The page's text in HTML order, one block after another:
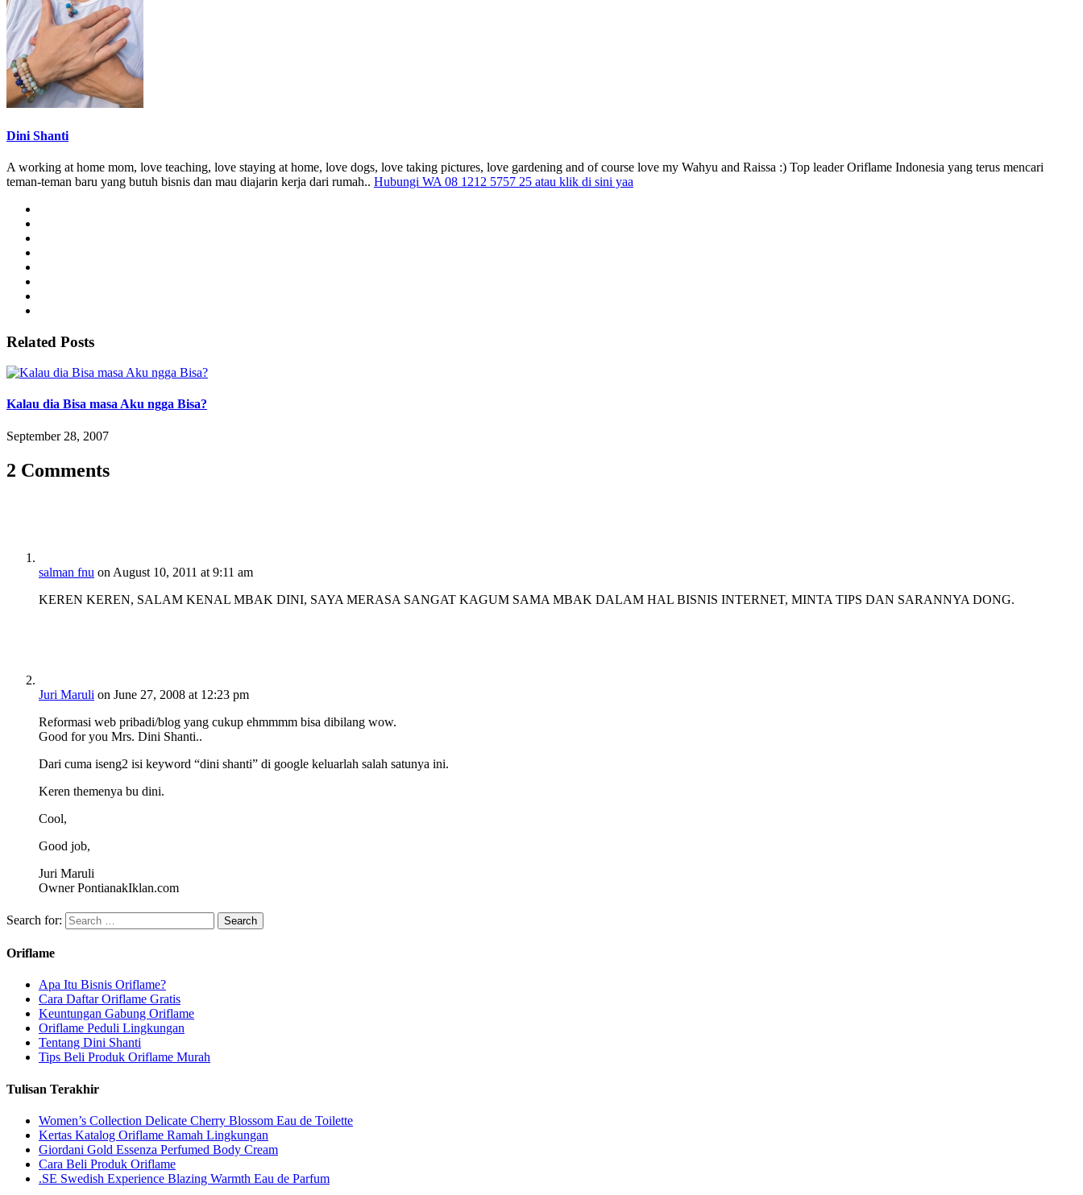
Dini Shanti
A working at home mom, love teaching, love staying at home, love dogs, love taking pictures, love gardening and of course love my Wahyu and Raissa :) Top leader Oriflame Indonesia yang terus mencari
teman-teman baru yang butuh bisnis dan mau diajarin kerja dari rumah.. Hubungi WA 08 1212 5757 25 atau klik di sini yaa
Related Posts
Kalau dia Bisa masa Aku ngga Bisa?
September 28, 2007
2 Comments
salman fnu on August 10, 2011 at 9:11 am
KEREN KEREN, SALAM KENAL MBAK DINI, SAYA MERASA SANGAT KAGUM SAMA MBAK DALAM HAL BISNIS INTERNET, MINTA TIPS DAN SARANNYA DONG.
Juri Maruli on June 27, 2008 at 12:23 pm
Reformasi web pribadi/blog yang cukup ehmmmm bisa dibilang wow.
Good for you Mrs. Dini Shanti..
Dari cuma iseng2 isi keyword “dini shanti” di google keluarlah salah satunya ini.
Keren themenya bu dini.
Cool,
Good job,
Juri Maruli
Owner PontianakIklan.com
Search for:
Oriflame
Apa Itu Bisnis Oriflame?
Cara Daftar Oriflame Gratis
Keuntungan Gabung Oriflame
Oriflame Peduli Lingkungan
Tentang Dini Shanti
Tips Beli Produk Oriflame Murah
Tulisan Terakhir
Women’s Collection Delicate Cherry Blossom Eau de Toilette
Kertas Katalog Oriflame Ramah Lingkungan
Giordani Gold Essenza Perfumed Body Cream
Cara Beli Produk Oriflame
.SE Swedish Experience Blazing Warmth Eau de Parfum